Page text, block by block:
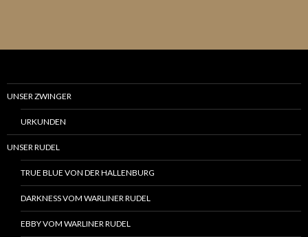
UNSER ZWINGER
URKUNDEN
UNSER RUDEL
TRUE BLUE VON DER HALLENBURG
DARKNESS VOM WARLINER RUDEL
EBBY VOM WARLINER RUDEL